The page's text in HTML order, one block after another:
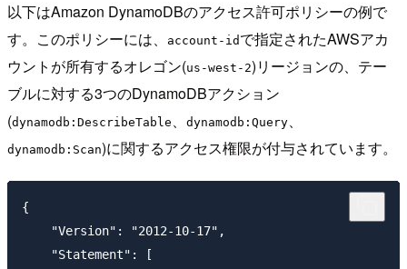
以下はAmazon DynamoDBのアクセス許可ポリシーの例で
す。このポリシーには、
account-id で指定されたAWSアカ
ウントが所有するオレゴン(us-west-2)リージョンの、テー
ブルに対する3つのDynamoDBアクション
(dynamodb:DescribeTable 、 dynamodb:Query、
dynamodb:Scan)に関するアクセス権限が付与されています。
{
    "Version": "2012-10-17",
    "Statement": [